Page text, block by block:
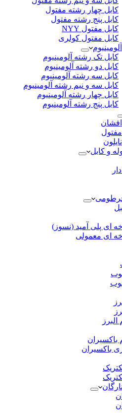
کابل چهار رشته مفتول
کابل پنج رشته مفتول
کابل مفتول NYY
کابل مفتول کولری
کابل تک رشته آلومینیوم
کابل دو رشته آلومینیوم
کابل سه رشته آلومینیوم
کابل سه و نیم رشته آلومینیوم
کابل چهار رشته آلومینیوم
کابل پنج رشته آلومینیوم
و کابل
ای پلی آمید (نسوز)
ای معمولی
باکسیران
باکسیران